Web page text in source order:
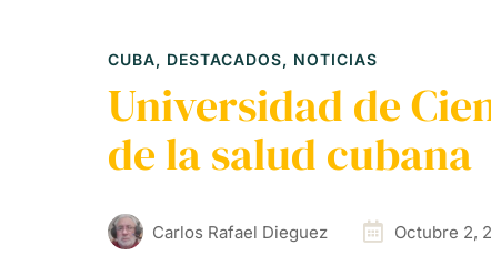
CUBA, DESTACADOS, NOTICIAS
Universidad de
de la salud cubana
Carlos Rafael Dieguez Octubre 2,